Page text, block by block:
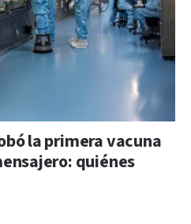
la primera vacuna
quiénes